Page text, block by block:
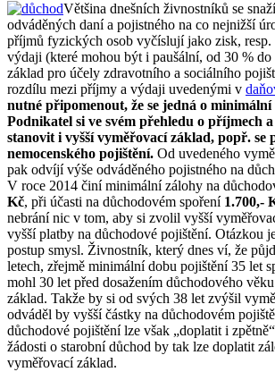
Většina dnešních živnostníků se
odváděných daní a pojistného na co nejnižší
příjmů fyzických osob vyčíslují jako zisk,
výdaji (které mohou být i paušální, od 30 %
základ pro účely zdravotního a sociálního
rozdílu mezi příjmy a výdaji uvedenými v
nutné připomenout, že se jedná o
Podnikatel si ve svém přehledu o příjmech
stanovit i vyšší vyměřovací základ, popř. se
nemocenského pojištění. Od uvedeného
pak odvíjí výše odváděného pojistného na
V roce 2014 činí minimální zálohy na
Kč, při účasti na důchodovém spoření 1.700,-
nebrání nic v tom, aby si zvolil vyšší
vyšší platby na důchodové pojištění. Otázkou
postup smysl. Živnostník, který dnes ví, že
letech, zřejmě minimální dobu pojištění 35 let
mohl 30 let před dosažením důchodového
základ. Takže by si od svých 38 let zvýšil
odváděl by vyšší částky na důchodovém
důchodové pojištění lze však „doplatit i
žádosti o starobní důchod by tak lze doplatit
vyměřovací základ.